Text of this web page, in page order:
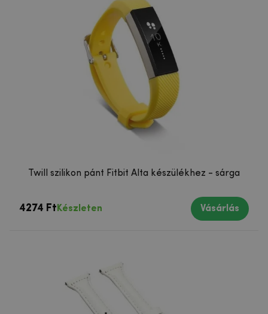
Twill szilikon pánt Fitbit Alta készülékhez - sárga
4274 Ft Készleten Vásárlás